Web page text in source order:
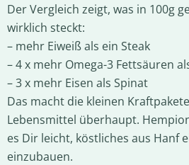
Der Vergleich zeigt, was in 100g
wirklich steckt:
– mehr Eiweiß als ein Steak
– 4 x mehr Omega-3 Fettsäuren
– 3 x mehr Eisen als Spinat
Das macht die kleinen
Lebensmittel überhaupt.
es Dir leicht, köstliches aus Hanf
einzubauen.